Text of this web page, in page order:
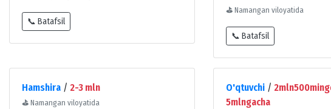
📞 Batafsil
⛳ Namangan viloyatida
📞 Batafsil
Hamshira / 2-3 mln
⛳ Namangan viloyatida
O'qtuvchi /
5mlngacha